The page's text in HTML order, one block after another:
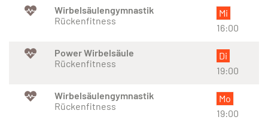
Wirbelsäulengymnastik
Rückenfitness
Mi
16:00
Power Wirbelsäule
Rückenfitness
Di
19:00
Wirbelsäulengymnastik
Rückenfitness
Mo
19:00